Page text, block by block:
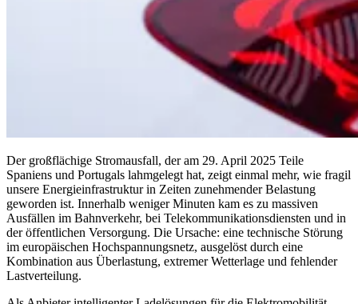
Der großflächige Stromausfall, der am 29. April 2025 Teile
Spaniens und Portugals lahmgelegt hat, zeigt einmal mehr, wie fragil
unsere Energieinfrastruktur in Zeiten zunehmender Belastung
geworden ist. Innerhalb weniger Minuten kam es zu massiven
Ausfällen im Bahnverkehr, bei Telekommunikationsdiensten und in
der öffentlichen Versorgung. Die Ursache: eine technische Störung
im europäischen Hochspannungsnetz, ausgelöst durch eine
Kombination aus Überlastung, extremer Wetterlage und fehlender
Lastverteilung.